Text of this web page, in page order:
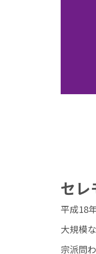
セレ
平成18
大規模
宗派問